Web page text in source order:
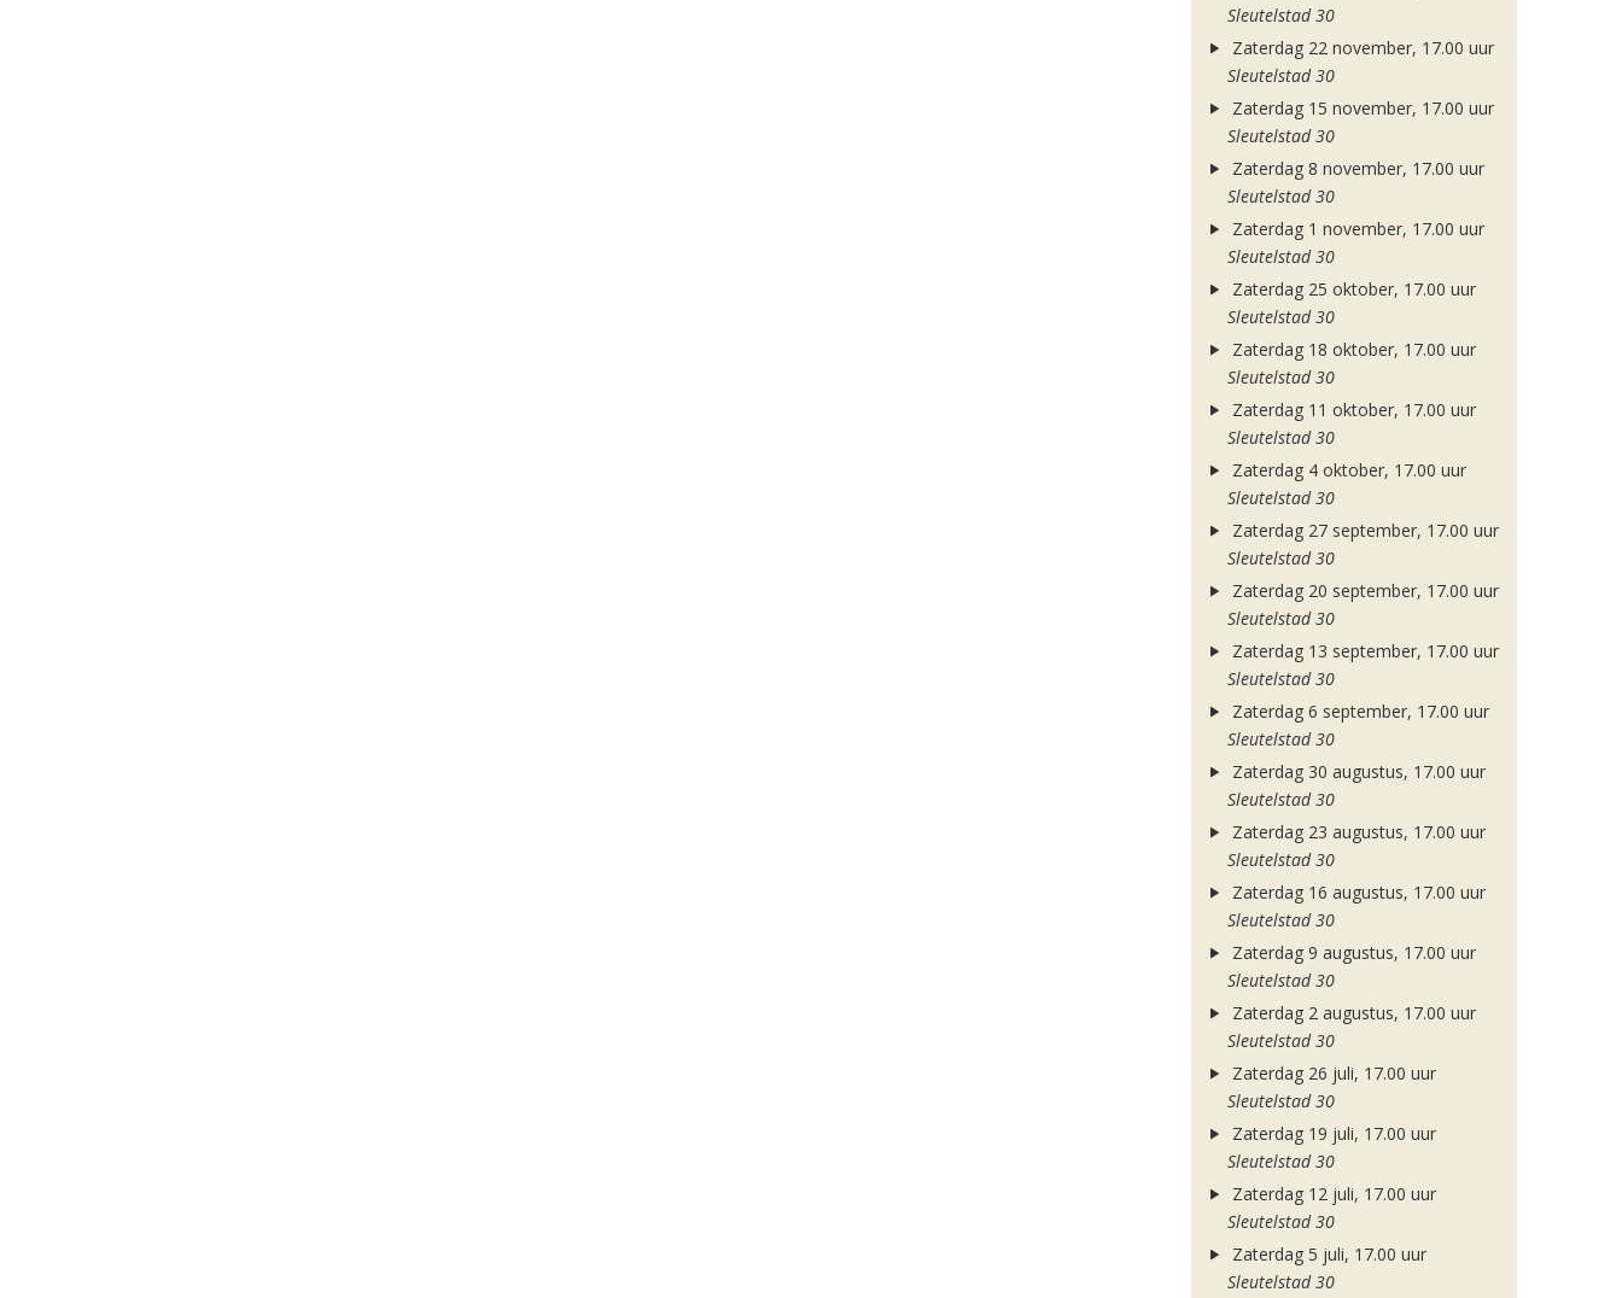
Sleutelstad 30
Zaterdag 22 november, 17.00 uur
Sleutelstad 30
Zaterdag 15 november, 17.00 uur
Sleutelstad 30
Zaterdag 8 november, 17.00 uur
Sleutelstad 30
Zaterdag 1 november, 17.00 uur
Sleutelstad 30
Zaterdag 25 oktober, 17.00 uur
Sleutelstad 30
Zaterdag 18 oktober, 17.00 uur
Sleutelstad 30
Zaterdag 11 oktober, 17.00 uur
Sleutelstad 30
Zaterdag 4 oktober, 17.00 uur
Sleutelstad 30
Zaterdag 27 september, 17.00 uur
Sleutelstad 30
Zaterdag 20 september, 17.00 uur
Sleutelstad 30
Zaterdag 13 september, 17.00 uur
Sleutelstad 30
Zaterdag 6 september, 17.00 uur
Sleutelstad 30
Zaterdag 30 augustus, 17.00 uur
Sleutelstad 30
Zaterdag 23 augustus, 17.00 uur
Sleutelstad 30
Zaterdag 16 augustus, 17.00 uur
Sleutelstad 30
Zaterdag 9 augustus, 17.00 uur
Sleutelstad 30
Zaterdag 2 augustus, 17.00 uur
Sleutelstad 30
Zaterdag 26 juli, 17.00 uur
Sleutelstad 30
Zaterdag 19 juli, 17.00 uur
Sleutelstad 30
Zaterdag 12 juli, 17.00 uur
Sleutelstad 30
Zaterdag 5 juli, 17.00 uur
Sleutelstad 30